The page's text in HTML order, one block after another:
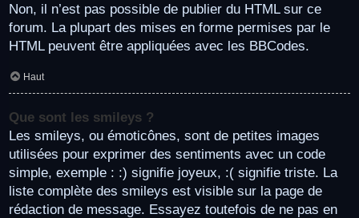
Non, il n’est pas possible de publier du HTML sur ce
forum. La plupart des mises en forme permises par le
HTML peuvent être appliquées avec les BBCodes.
Haut
Que sont les smileys ?
Les smileys, ou émoticônes, sont de petites images
utilisées pour exprimer des sentiments avec un code
simple, exemple : :) signifie joyeux, :( signifie triste. La
liste complète des smileys est visible sur la page de
rédaction de message. Essayez toutefois de ne pas en